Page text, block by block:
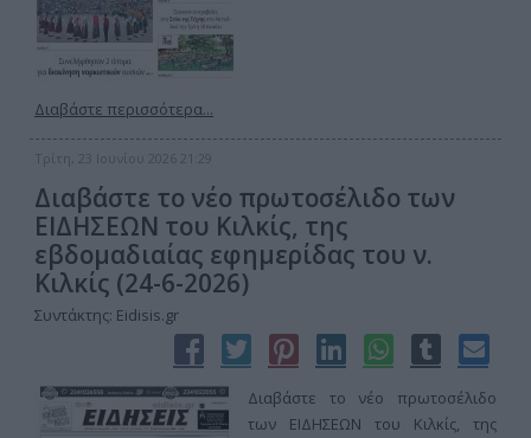
Διαβάστε περισσότερα...
Τρίτη, 23 Ιουνίου 2026 21:29
Διαβάστε το νέο πρωτοσέλιδο των
ΕΙΔΗΣΕΩΝ του Κιλκίς, της
εβδομαδιαίας εφημερίδας του ν.
Κιλκίς (24-6-2026)
Συντάκτης: Eidisis.gr
Διαβάστε το νέο πρωτοσέλιδο
των ΕΙΔΗΣΕΩΝ του Κιλκίς, της